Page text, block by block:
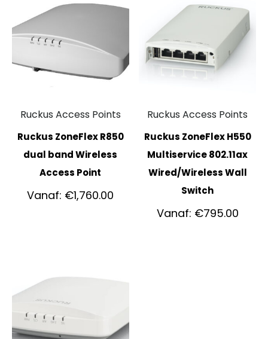
Ruckus Access Points
Ruckus ZoneFlex R850
dual band Wireless
Access Point
Vanaf: €1,760.00
Ruckus Access Points
Ruckus ZoneFlex H550
Multiservice 802.11ax
Wired/Wireless Wall
Switch
Vanaf: €795.00